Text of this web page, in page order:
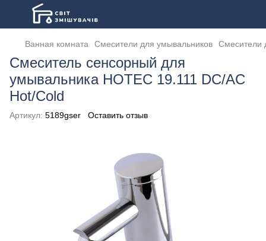
Ванная комната Смесители для умывальников Смесители
Смеситель сенсорный для
умывальника HOTEC 19.111 DC/AC
Hot/Cold
Артикул: 5189gser Оставить отзыв